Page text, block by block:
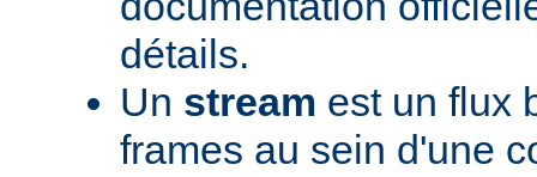
détails.
Un stream est un flux
frames au sein d'une